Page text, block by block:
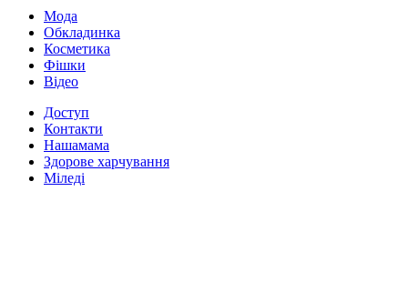
Мода
Обкладинка
Косметика
Фішки
Відео
Доступ
Контакти
Нашамама
Здорове харчування
Міледі